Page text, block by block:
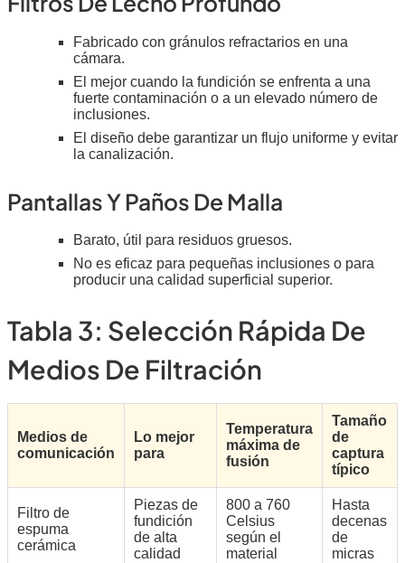
Fabricado con gránulos refractarios en una
cámara.
El mejor cuando la fundición se enfrenta a una
fuerte contaminación o a un elevado número de
inclusiones.
El diseño debe garantizar un flujo uniforme y evitar
la canalización.
Pantallas Y Paños De Malla
Barato, útil para residuos gruesos.
No es eficaz para pequeñas inclusiones o para
producir una calidad superficial superior.
Tabla 3: Selección Rápida De
Medios De Filtración
Medios de
comunicación
Lo mejor
para
Temperatura
máxima de
fusión
Tamaño
de
captura
típico
Filtro de
espuma
cerámica
Piezas de
fundición
de alta
calidad
800 a 760
Celsius
según el
material
Hasta
decenas
de
micras